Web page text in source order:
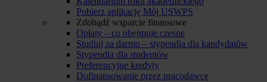
Pobierz aplikację Mój USWPS
Zdobądź wsparcie finansowe
Opłaty – co obejmuje czesne
Studiuj za darmo – stypendia dla kandydatów
Stypendia dla studentów
Preferencyjne kredyty
Dofinansowanie przez pracodawcę